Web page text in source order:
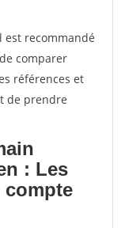
est recommandé
comparer
références et
de prendre
: Les
compte